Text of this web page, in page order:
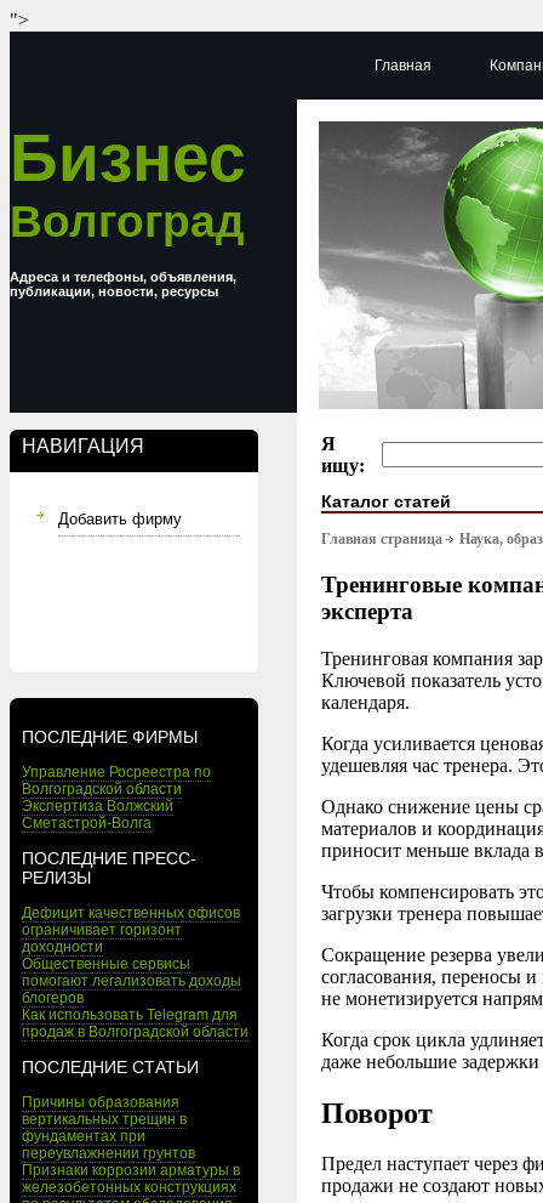
">
Бизнес
Волгоград
Адреса и телефоны, объявления,
публикации, новости, ресурсы
НАВИГАЦИЯ
Добавить фирму
ПОСЛЕДНИЕ ФИРМЫ
Управление Росреестра по
Волгоградской области
Экспертиза Волжский
Сметастрой-Волга
ПОСЛЕДНИЕ ПРЕСС-
РЕЛИЗЫ
Дефицит качественных офисов
ограничивает горизонт
доходности
Общественные сервисы
помогают легализовать доходы
блогеров
Как использовать Telegram для
продаж в Волгоградской области
ПОСЛЕДНИЕ СТАТЬИ
Причины образования
вертикальных трещин в
фундаментах при
переувлажнении грунтов
Признаки коррозии арматуры в
железобетонных конструкциях
Главная
Я
ищу:
Каталог статей
Главная страница Наука,
Тренинговые
эксперта
Тренинговая компания
Ключевой показатель
календаря.
Когда усиливается
удешевляя час тренера.
Однако снижение цены
материалов и
приносит меньше вклада
Чтобы компенсировать
загрузки тренера
Сокращение резерва
согласования, переносы
не монетизируется
Когда срок цикла
даже небольшие
Поворот
Предел наступает через
продажи не создают